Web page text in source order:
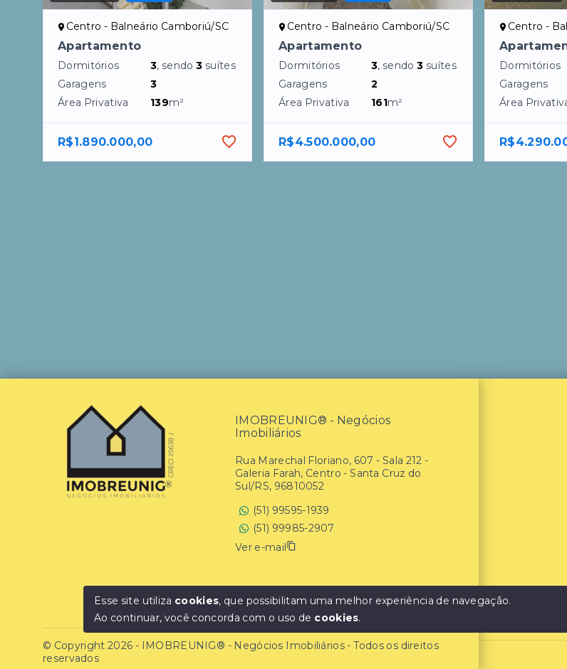
Centro - Balneário Camboriú/SC
Apartamento
Dormitórios 3, sendo3 suítes
Garagens
3
Área Privativa
139m²
R$1.890.000,00
Centro - Balneário Camboriú/SC
Apartamento
Dormitórios 3, sendo3 suítes
Garagens
2
Área Privativa
161m²
R$4.500.000,00
Centro -
Dormitórios
Garagens
Área
IMOBREUNIG® - Negócios
Imobiliários
Rua Marechal Floriano, 607 - Sala 212 -
Galeria Farah, Centro - Santa Cruz do
Sul/RS, 96810052
(51) 99595-1939
(51) 99985-2907
Ver e-mail
© Copyright 2026 - IMOBREUNIG® - Negócios Imobiliários - Todos os direitos
reservados
Esse site utiliza cookies, que possibilitam uma melhor experiência de navegação.
Ao continuar, você concorda com o uso de cookies.